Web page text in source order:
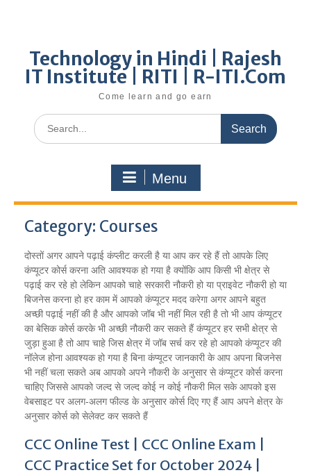
Technology in Hindi | Rajesh
IT Institute | RITI | R-ITI.Com
Come learn and go earn
Search
for:
Menu
Category: Courses
दोस्तों अगर आपने पढ़ाई कंप्लीट करली है या आप कर रहे हैं तो आपके लिए
कंप्यूटर कोर्स करना अति आवश्यक हो गया है क्योंकि आप किसी भी क्षेत्र से
पढ़ाई कर रहे हो लेकिन आपको चाहे सरकारी नौकरी हो या प्राइवेट नौकरी हो या
बिजनेस करना हो हर काम में आपको कंप्यूटर मदद करेगा अगर आपने बहुत
अच्छी पढ़ाई नहीं की है और आपको जॉब भी नहीं मिल रही है तो भी आप कंप्यूटर
का बेसिक कोर्स करके भी अच्छी नौकरी कर सकते हैं कंप्यूटर हर सभी क्षेत्र से
जुड़ा हुआ है तो आप चाहे जिस क्षेत्र में जॉब सर्च कर रहे हो आपको कंप्यूटर की
नॉलेज होना आवश्यक हो गया है बिना कंप्यूटर जानकारी के आप अपना बिजनेस
भी नहीं चला सकते अब आपको अपने नौकरी के अनुसार से कंप्यूटर कोर्स करना
चाहिए जिससे आपको जल्द से जल्द कोई न कोई नौकरी मिल सके आपको इस
वेबसाइट पर अलग-अलग फील्ड के अनुसार कोर्स दिए गए हैं आप अपने क्षेत्र के
अनुसार कोर्स को सेलेक्ट कर सकते हैं
CCC Online Test | CCC Online Exam |
CCC Practice Set for October 2024 |